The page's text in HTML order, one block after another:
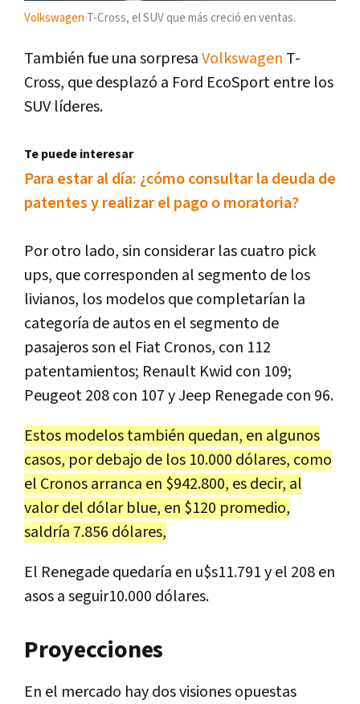
Volkswagen T-Cross, el SUV que más creció en ventas.
También fue una sorpresaVolkswagen T-
Cross, que desplazó a Ford EcoSport entre los
SUV líderes.
Te puede interesar
Para estar al día: ¿cómo consultar la deuda de
patentes y realizar el pago o moratoria?
Por otro lado, sin considerar las cuatro pick
ups, que corresponden al segmento de los
livianos, los modelos que completarían la
categoría de autos en el segmento de
pasajeros son el Fiat Cronos, con 112
patentamientos; Renault Kwid con 109;
Peugeot 208 con 107 y Jeep Renegade con 96.
Estos modelos también quedan, en algunos
casos, por debajo de los 10.000 dólares, como
el Cronos arranca en $942.800, es decir, al
valor del dólar blue, en $120 promedio,
saldría 7.856 dólares,
El Renegade quedaría en u$s11.791 y el 208 en
asos a seguir10.000 dólares.
Proyecciones
En el mercado hay dos visiones opuestas